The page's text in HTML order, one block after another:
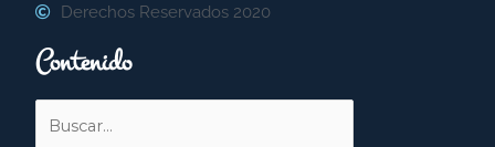
Derechos Reservados 2020
Contenido
por: